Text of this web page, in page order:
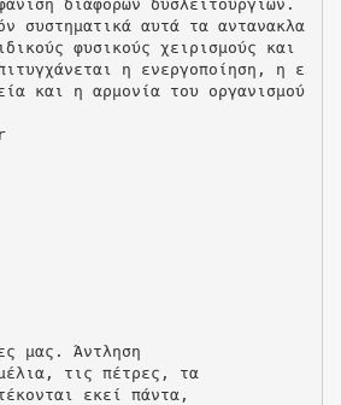
διαφόρων δυσλειτουργιών.
συστηματικά αυτά τα αντανακλα
φυσικούς χειρισμούς και
η ενεργοποίηση, η ε
και η αρμονία του οργανισμού
μας. Άντληση
τις πέτρες, τα
εκεί πάντα,